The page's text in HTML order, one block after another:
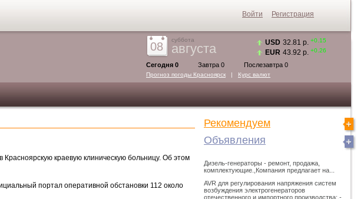
08
суббота
августа
Сегодня 0 Завтра 0 Послезавтра 0
Прогноз погоды Красноярск | Курс валют
USD 32.81 р. +0.15
EUR 43.92 р. +0.26
краевую клиническую больницу. Об этом
портал оперативной обстановки 112 около
Рекомендуем
Объявления
Дизель-генераторы - ремонт, продажа,
комплектующие.,Компания предлагает на...
AVR для регулирования напряжения систем
возбуждения электрогенераторов
отечественного и импортного производства:,-
Войти Регистрация